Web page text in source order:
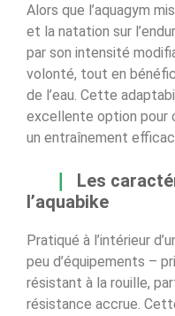
Alors que l’aquagym
et la natation sur
par son intensité
volonté, tout en
de l’eau. Cette
excellente option pour
un entraînement
Les
l’aquabike
Pratiqué à l’intérieur
peu d’équipements –
résistant à la rouille,
résistance accrue.